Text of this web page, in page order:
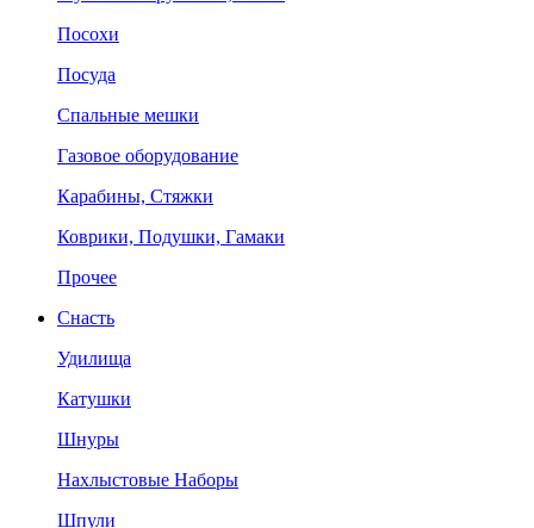
Посохи
Посуда
Спальные мешки
Газовое оборудование
Карабины, Стяжки
Коврики, Подушки, Гамаки
Прочее
Снасть
Удилища
Катушки
Шнуры
Нахлыстовые Наборы
Шпули